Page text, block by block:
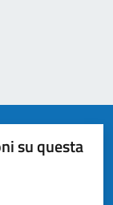
su questa